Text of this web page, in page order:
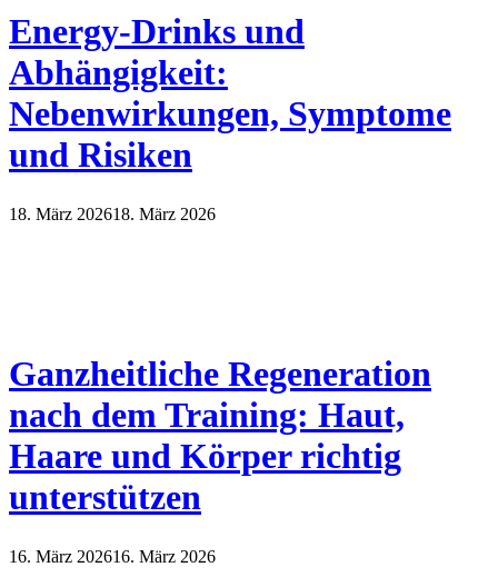
Energy-Drinks und
Abhängigkeit:
Nebenwirkungen, Symptome
und Risiken
18. März 202618. März 2026
Ganzheitliche Regeneration
nach dem Training: Haut,
Haare und Körper richtig
unterstützen
16. März 202616. März 2026